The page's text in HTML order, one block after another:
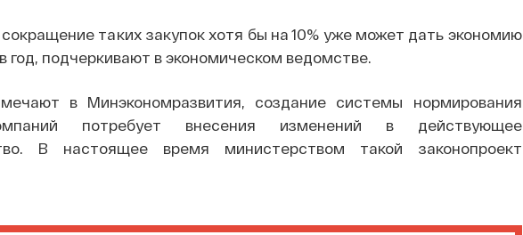
таких закупок хотя бы на 10% уже может дать экономию
год, подчеркивают в экономическом ведомстве.
в Минэкономразвития, создание системы нормирования
потребует внесения изменений в действующее
В настоящее время министерством такой законопроект